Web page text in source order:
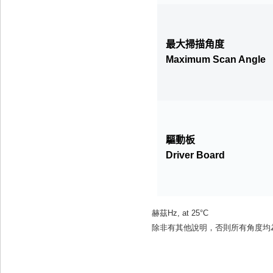
最大掃描角度
Maximum Scan Angle
驅動板
Driver Board
赫茲Hz, at 25°C
除非有其他說明，否則所有角度均